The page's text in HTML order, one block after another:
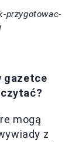
gazetce
mogą
z